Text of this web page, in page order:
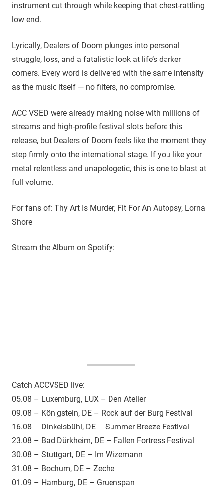
instrument cut through while keeping that chest-rattling
low end.
Lyrically, Dealers of Doom plunges into personal
struggle, loss, and a fatalistic look at life’s darker
corners. Every word is delivered with the same intensity
as the music itself — no filters, no compromise.
ACC VSED were already making noise with millions of
streams and high-profile festival slots before this
release, but Dealers of Doom feels like the moment they
step firmly onto the international stage. If you like your
metal relentless and unapologetic, this is one to blast at
full volume.
For fans of: Thy Art Is Murder, Fit For An Autopsy, Lorna
Shore
Stream the Album on Spotify:
Catch ACCVSED live:
05.08 – Luxemburg, LUX – Den Atelier
09.08 – Königstein, DE – Rock auf der Burg Festival
16.08 – Dinkelsbühl, DE – Summer Breeze Festival
23.08 – Bad Dürkheim, DE – Fallen Fortress Festival
30.08 – Stuttgart, DE – Im Wizemann
31.08 – Bochum, DE – Zeche
01.09 – Hamburg, DE – Gruenspan